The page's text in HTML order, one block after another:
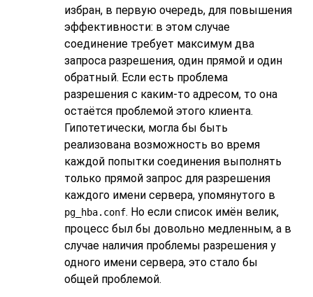
избран, в первую очередь, для повышения
эффективности: в этом случае
соединение требует максимум два
запроса разрешения, один прямой и один
обратный. Если есть проблема
разрешения с каким-то адресом, то она
остаётся проблемой этого клиента.
Гипотетически, могла бы быть
реализована возможность во время
каждой попытки соединения выполнять
только прямой запрос для разрешения
каждого имени сервера, упомянутого в
pg_hba.conf. Но если список имён велик,
процесс был бы довольно медленным, а в
случае наличия проблемы разрешения у
одного имени сервера, это стало бы
общей проблемой.